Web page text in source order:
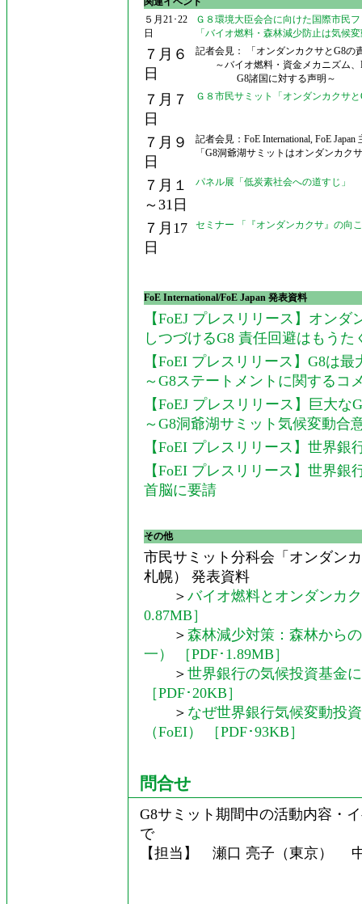
５月21･22
日
Ｇ８環境大臣会合に向けた国際市民
「バイオ燃料・森林減少防止は気候
７月６
日
記者会見： 「オンダンカクサとG8の
～バイオ燃料・資金メカニズム、
G8諸国に対する声明～
７月７
日
Ｇ８市民サミット「オンダンカクサ
７月９
日
記者会見：FoE International, FoE Japan
「G8洞爺湖サミットはオンダンカク
７月１
～31日
パネル展「低炭素社会への道すじ」
７月17
日
セミナー 「『オンダンカクサ』の向
FoE International/FoE Japan 発表資料
【FoEJ プレスリリース】オンダ
しつづけるG8 責任回避はもうた
【FoEI プレスリリース】G8は
～G8ステートメントに関するコ
【FoEJ プレスリリース】巨大
～G8洞爺湖サミット気候変動合
【FoEI プレスリリース】世界銀
【FoEI プレスリリース】世界
首脳に要請
その他
市民サミット分科会「オンダン
札幌） 発表資料
＞ バイオ燃料とオンダンカ
0.87MB］
＞ 森林減少対策：森林から
一） ［PDF･1.89MB］
＞ 世界銀行の気候投資基金
［PDF･20KB］
＞ なぜ世界銀行気候変動投
（FoEI） ［PDF･93KB］
問合せ
G8サミット期間中の活動内容・
で
【担当】 瀬口 亮子（東京）